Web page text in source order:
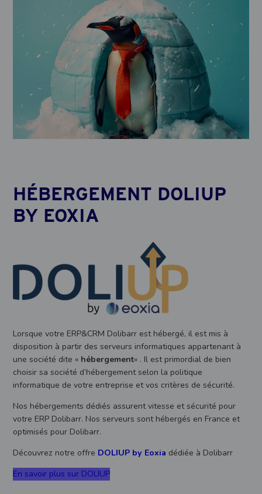
HÉBERGEMENT DOLIUP
BY EOXIA
Lorsque votre ERP&CRM Dolibarr est hébergé, il est mis à
disposition à partir des serveurs informatiques appartenant à
une société dite « hébergement« . Il est primordial de bien
choisir sa société d’hébergement selon la politique
informatique de votre entreprise et vos critères de sécurité.
Nos hébergements dédiés assurent vitesse et sécurité pour
votre ERP Dolibarr. Nos serveurs sont hébergés en France et
optimisés pour Dolibarr.
Découvrez notre offre DOLIUP by Eoxia dédiée à Dolibarr
En savoir plus sur DOLIUP